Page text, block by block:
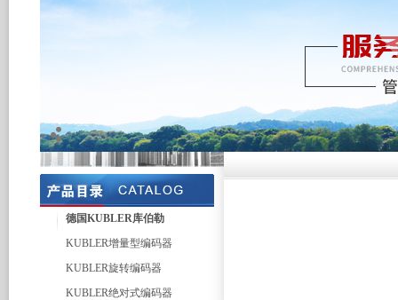
德国KUBLER库伯勒
KUBLER增量型编码器
KUBLER旋转编码器
KUBLER绝对式编码器